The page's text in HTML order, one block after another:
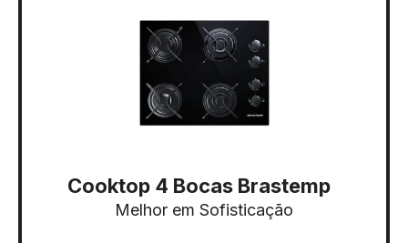
Cooktop 4 Bocas Brastemp
Melhor em Sofisticação